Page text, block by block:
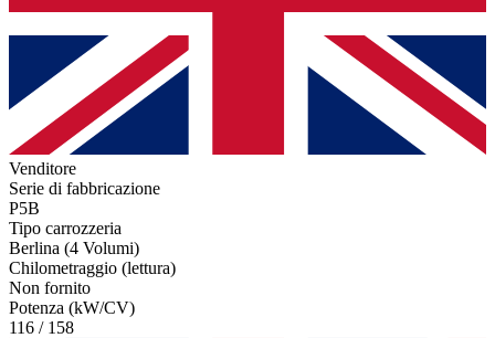
Venditore
Serie di fabbricazione
P5B
Tipo carrozzeria
Berlina (4 Volumi)
Chilometraggio (lettura)
Non fornito
Potenza (kW/CV)
116 / 158